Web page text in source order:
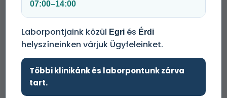
07:00–14:00
Laborpontjaink közül Egri és Érdi
helyszíneinken várjuk Ügyfeleinket.
Többi klinikánk és laborpontunk zárva
tart.